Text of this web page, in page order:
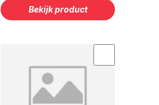
Bekijk product